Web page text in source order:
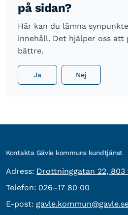
på sidan?
Här kan du lämna
innehåll. Det hjälper oss att
bättre.
Ja Nej
Kontakta Gävle kommuns kundtjänst
Adress: besöksadress:
Drottninggatan 22, 803
Telefon: Telefon:
026–17 80 00
E-post: E-post: